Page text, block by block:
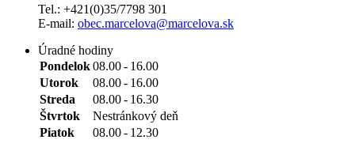
Tel.: +421(0)35/7798 301
E-mail: obec.marcelova@marcelova.sk
Úradné hodiny
Pondelok08.00- 16.00
Utorok
08.00- 16.00
Streda
08.00- 16.30
Štvrtok
Nestránkový deň
Piatok
08.00- 12.30